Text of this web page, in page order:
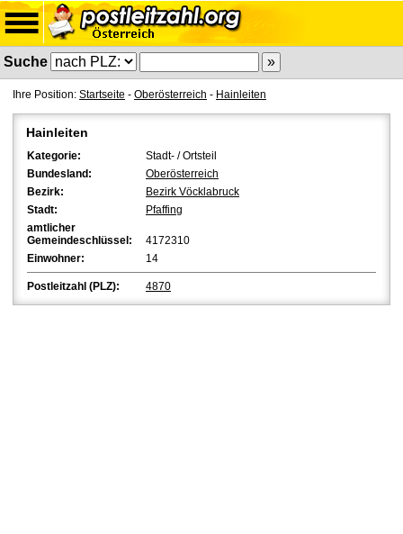
Suche
Ihre Position: Startseite - Oberösterreich - Hainleiten
Hainleiten
Kategorie:
Stadt- / Ortsteil
Bundesland:
Oberösterreich
Bezirk:
Bezirk Vöcklabruck
Stadt:
Pfaffing
amtlicher
Gemeindeschlüssel:
4172310
Einwohner:
14
Postleitzahl (PLZ): 4870